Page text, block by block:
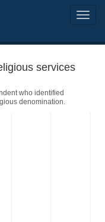
services
who identified
denomination.